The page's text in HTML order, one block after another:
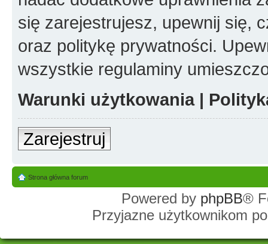
się zarejestrujesz, upewnij się,
oraz politykę prywatności.
wszystkie regulaminy
Warunki użytkowania|
Zarejestruj
Strona główna forum
Powered by phpBB®
Przyjazne użytkownikom